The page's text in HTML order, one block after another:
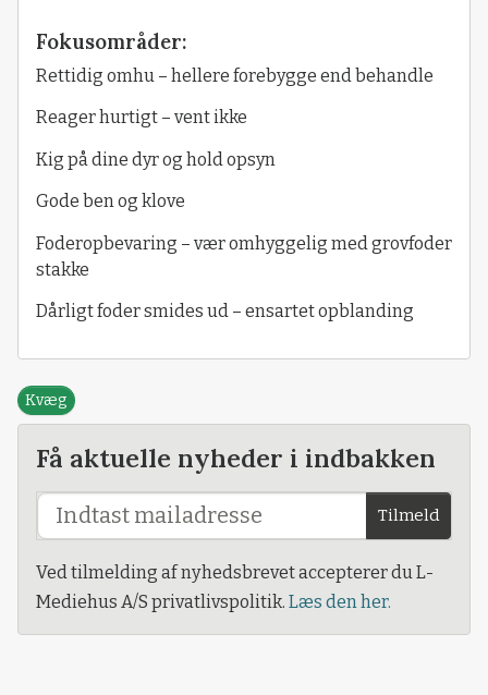
Fokusområder:
Rettidig omhu – hellere forebygge end behandle
Reager hurtigt – vent ikke
Kig på dine dyr og hold opsyn
Gode ben og klove
Foderopbevaring – vær omhyggelig med grovfoder
stakke
Dårligt foder smides ud – ensartet opblanding
Kvæg
Få aktuelle nyheder i indbakken
Tilmeld
Ved tilmelding af nyhedsbrevet accepterer du L-
Mediehus A/S privatlivspolitik. Læs den her.